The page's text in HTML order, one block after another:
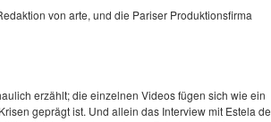
von arte, und die Pariser Produktionsfirma
erzählt; die einzelnen Videos fügen sich wie ein
geprägt ist. Und allein das Interview mit Estela de